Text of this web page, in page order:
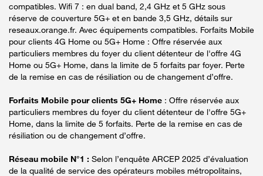
compatibles. Wifi 7 : en dual band, 2,4 GHz et 5 GHz sous
réserve de couverture 5G+ et en bande 3,5 GHz, détails sur
reseaux.orange.fr. Avec équipements compatibles. Forfaits Mobile
pour clients 4G Home ou 5G+ Home : Offre réservée aux
particuliers membres du foyer du client détenteur de l'offre 4G
Home ou 5G+ Home, dans la limite de 5 forfaits par foyer. Perte
de la remise en cas de résiliation ou de changement d’offre.
Forfaits Mobile pour clients 5G+ Home : Offre réservée aux
particuliers membres du foyer du client détenteur de l'offre 5G+
Home, dans la limite de 5 forfaits. Perte de la remise en cas de
résiliation ou de changement d’offre.
Réseau mobile N°1 : Selon l’enquête ARCEP 2025 d’évaluation
de la qualité de service des opérateurs mobiles métropolitains,